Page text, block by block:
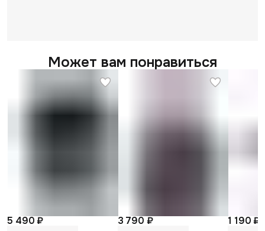
Может вам понравиться
5 490 ₽ 3 790 ₽ 1 190 ₽